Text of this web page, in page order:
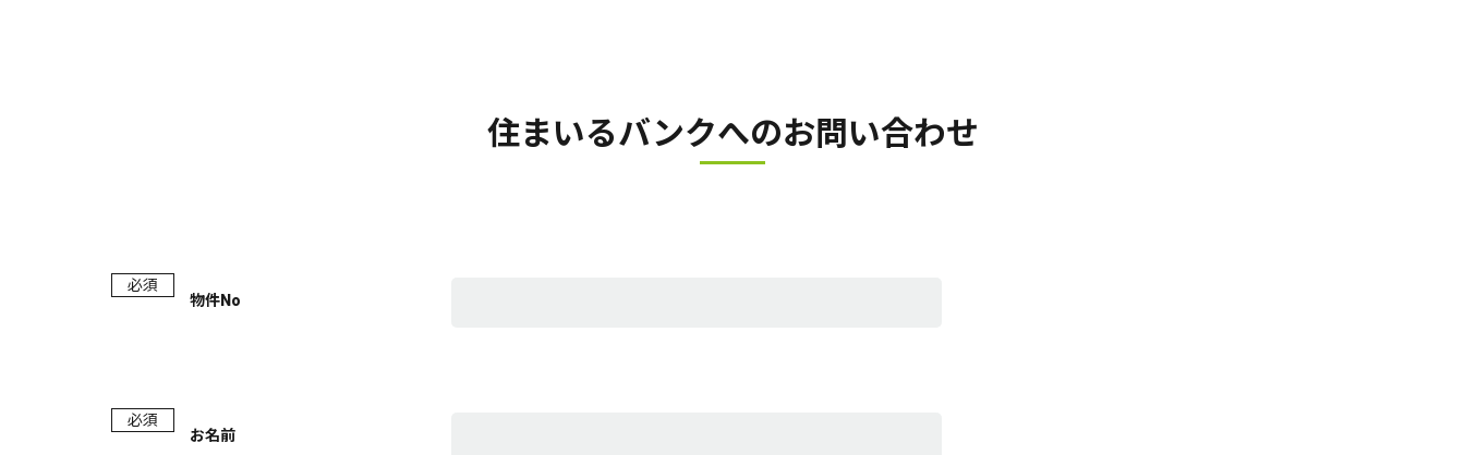
住まいるバンクへのお問い合わせ
必須
物件No
必須
お名前